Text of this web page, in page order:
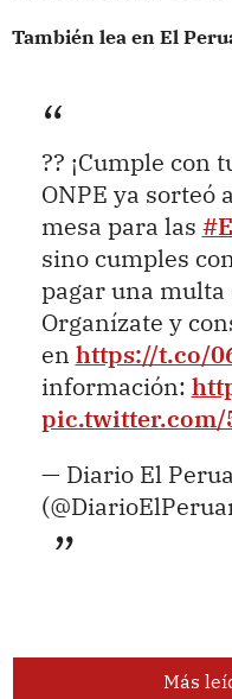
También lea en El
?? ¡Cumple con
ONPE ya sorteó
mesa para las
sino cumples
pagar una multa
Organízate y
en https://t.co/
información:
pic.twitter.com/
— Diario El
Más